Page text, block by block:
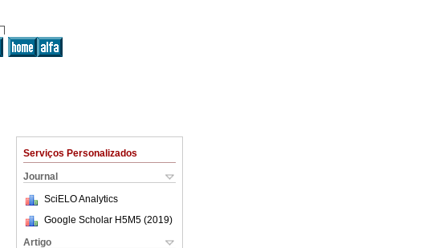
Serviços Personalizados
Journal
SciELO Analytics
Google Scholar H5M5 (2019)
Artigo